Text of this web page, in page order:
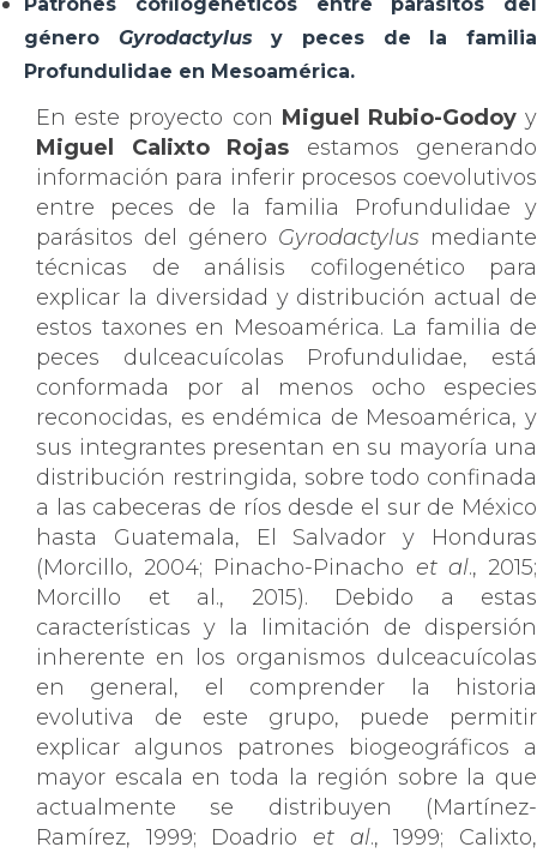
género Gyrodactylus y peces de la familia
Profundulidae en Mesoamérica.
En este proyecto con Miguel Rubio-Godoyy
Miguel Calixto Rojas estamos generando
información para inferir procesos coevolutivos
entre peces de la familia Profundulidae y
parásitos del género Gyrodactylus mediante
técnicas de análisis cofilogenético para
explicar la diversidad y distribución actual de
estos taxones en Mesoamérica. La familia de
peces dulceacuícolas Profundulidae, está
conformada por al menos ocho especies
reconocidas, es endémica de Mesoamérica, y
sus integrantes presentan en su mayoría una
distribución restringida, sobre todo confinada
a las cabeceras de ríos desde el sur de México
hasta Guatemala, El Salvador y Honduras
(Morcillo, 2004; Pinacho-Pinacho et al., 2015;
Morcillo et al., 2015). Debido a estas
características y la limitación de dispersión
inherente en los organismos dulceacuícolas
en general, el comprender la historia
evolutiva de este grupo, puede permitir
explicar algunos patrones biogeográficos a
mayor escala en toda la región sobre la que
actualmente se distribuyen (Martínez-
Ramírez, 1999; Doadrio et al., 1999; Calixto,